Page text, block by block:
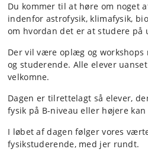
Du kommer til at høre om noget
indenfor astrofysik, klimafysik,
om hvordan det er at studere på
Der vil være oplæg og workshops
og studerende. Alle elever
velkomne.
Dagen er tilrettelagt så elever,
fysik på B-niveau eller højere kan
I løbet af dagen følger vores
fysikstuderende, med jer rundt.